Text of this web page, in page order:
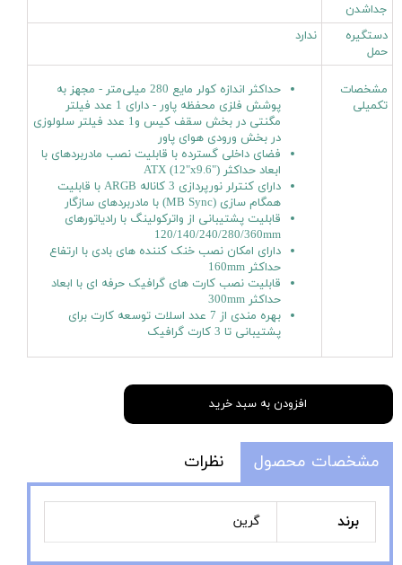
جداشدن
دستگیره
حمل
ندارد
مشخصات
تکمیلی
حداکثر اندازه کولر‌ مایع 280 میلی‌متر - مجهز به
پوشش فلزی محفظه پاور - دارای 1 عدد فیلتر
مگنتی در بخش سقف کیس و1 عدد فیلتر سلولوزی
در بخش ورودی هوای پاور
فضای داخلی گسترده با قابلیت نصب مادربردهای با
ابعاد حداکثر ("ATX (12"x9.6
دارای کنترلر نورپردازی 3 کاناله ARGB با قابلیت
همگام سازی (MB Sync) با مادربردهای سازگار
قابلیت پشتیبانی از واترکولینگ با رادیاتورهای
120/140/240/280/360mm
دارای امکان نصب خنک کننده های بادی با ارتفاع
حداکثر 160mm
قابلیت نصب کارت های گرافیک حرفه ای با ابعاد
حداکثر 300mm
بهره مندی از 7 عدد اسلات توسعه کارت برای
پشتیبانی تا 3 کارت گرافیک
افزودن به سبد خرید
مشخصات محصول نظرات
برند گرین